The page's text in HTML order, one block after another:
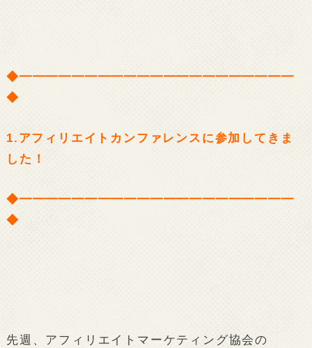
◆━━━━━━━━━━━━━━━━━━━━━
◆
1.アフィリエイトカンファレンスに参加してきま
した！
◆━━━━━━━━━━━━━━━━━━━━━
◆
先週、アフィリエイトマーケティング協会の